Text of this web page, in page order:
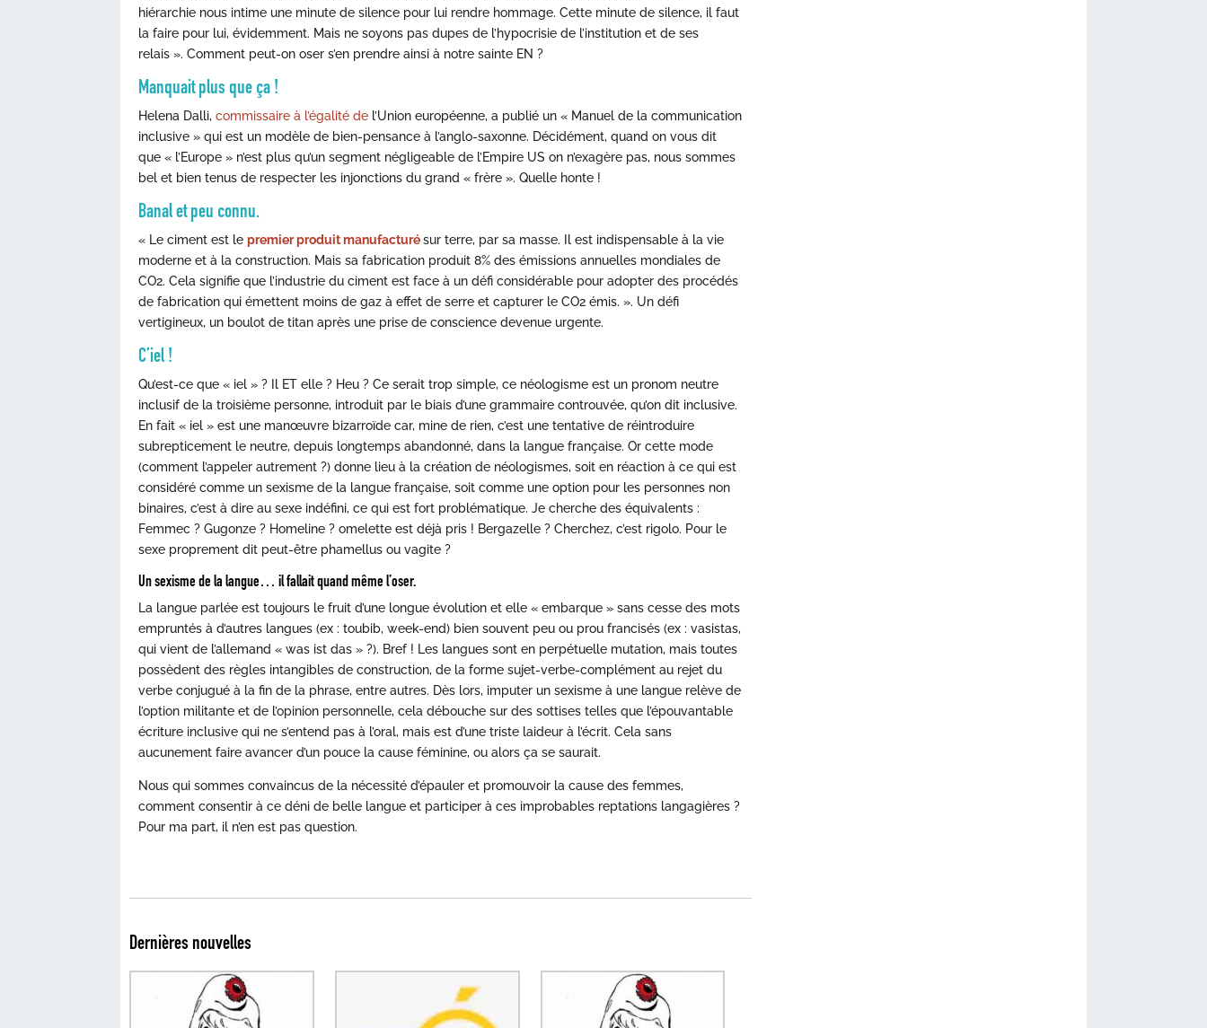
hiérarchie nous intime une minute de silence pour lui rendre hommage. Cette minute de silence, il faut
la faire pour lui, évidemment. Mais ne soyons pas dupes de l’hypocrisie de l’institution et de ses
relais ». Comment peut-on oser s’en prendre ainsi à notre sainte EN ?
Manquait plus que ça !
Helena Dalli,commissaire à l’égalité de l’Union européenne, a publié un « Manuel de la communication
inclusive » qui est un modèle de bien-pensance à l’anglo-saxonne. Décidément, quand on vous dit
que « l’Europe » n’est plus qu’un segment négligeable de l’Empire US on n’exagère pas, nous sommes
bel et bien tenus de respecter les injonctions du grand « frère ». Quelle honte !
Banal et peu connu.
« Le ciment est lepremier produit manufacturésur terre, par sa masse. Il est indispensable à la vie
moderne et à la construction. Mais sa fabrication produit 8% des émissions annuelles mondiales de
CO2. Cela signifie que l’industrie du ciment est face à un défi considérable pour adopter des procédés
de fabrication qui émettent moins de gaz à effet de serre et capturer le CO2 émis. ». Un défi
vertigineux, un boulot de titan après une prise de conscience devenue urgente.
C’iel !
Qu’est-ce que « iel » ? Il ET elle ? Heu ? Ce serait trop simple, ce néologisme est un pronom neutre
inclusif de la troisième personne, introduit par le biais d’une grammaire controuvée, qu’on dit inclusive.
En fait « iel » est une manœuvre bizarroïde car, mine de rien, c’est une tentative de réintroduire
subrepticement le neutre, depuis longtemps abandonné, dans la langue française. Or cette mode
(comment l’appeler autrement ?) donne lieu à la création de néologismes, soit en réaction à ce qui est
considéré comme un sexisme de la langue française, soit comme une option pour les personnes non
binaires, c’est à dire au sexe indéfini, ce qui est fort problématique. Je cherche des équivalents :
Femmec ? Gugonze ? Homeline ? omelette est déjà pris ! Bergazelle ? Cherchez, c’est rigolo. Pour le
sexe proprement dit peut-être phamellus ou vagite ?
Un sexisme de la langue… il fallait quand même l’oser.
La langue parlée est toujours le fruit d’une longue évolution et elle « embarque » sans cesse des mots
empruntés à d’autres langues (ex : toubib, week-end) bien souvent peu ou prou francisés (ex : vasistas,
qui vient de l’allemand « was ist das » ?). Bref ! Les langues sont en perpétuelle mutation, mais toutes
possèdent des règles intangibles de construction, de la forme sujet-verbe-complément au rejet du
verbe conjugué à la fin de la phrase, entre autres. Dès lors, imputer un sexisme à une langue relève de
l’option militante et de l’opinion personnelle, cela débouche sur des sottises telles que l’épouvantable
écriture inclusive qui ne s’entend pas à l’oral, mais est d’une triste laideur à l’écrit. Cela sans
aucunement faire avancer d’un pouce la cause féminine, ou alors ça se saurait.
Nous qui sommes convaincus de la nécessité d’épauler et promouvoir la cause des femmes,
comment consentir à ce déni de belle langue et participer à ces improbables reptations langagières ?
Pour ma part, il n’en est pas question.
Dernières nouvelles